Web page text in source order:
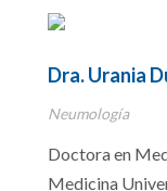
Dra. Urania
Neumología
Doctora en
Medicina